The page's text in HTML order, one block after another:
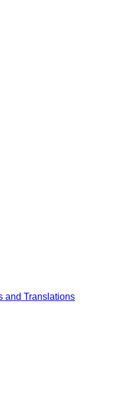
Translations